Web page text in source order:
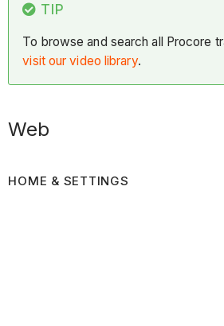
TIP
To browse and search all Procore
visit our video library.
Web
HOME & SETTINGS